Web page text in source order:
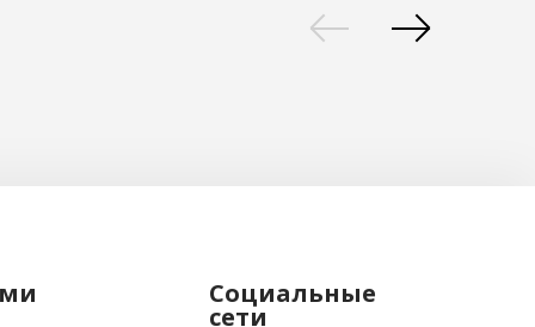
Социальные
сети